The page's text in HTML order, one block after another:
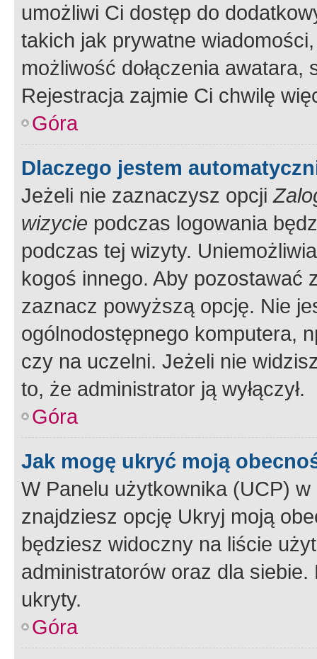
umożliwi Ci dostęp do
takich jak prywatne
możliwość dołączenia
Rejestracja zajmie Ci chwilę
Góra
Dlaczego jestem
Jeżeli nie zaznaczysz opcji
wizycie podczas logowania
podczas tej wizyty.
kogoś innego. Aby pozostawać
zaznacz powyższą opcję. Nie
ogólnodostępnego komputera,
czy na uczelni. Jeżeli nie
to, że administrator ją wyłączył.
Góra
Jak mogę ukryć moją
W Panelu użytkownika (UCP) w
znajdziesz opcję Ukryj moją
będziesz widoczny na liście
administratorów oraz dla
ukryty.
Góra